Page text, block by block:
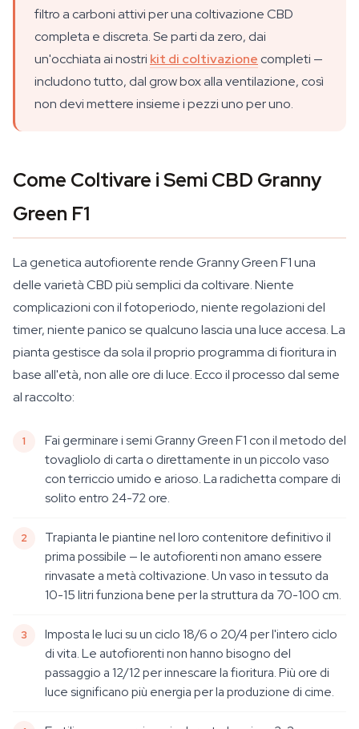
filtro a carboni attivi per una coltivazione CBD
completa e discreta. Se parti da zero, dai
un'occhiata ai nostri kit di coltivazione completi —
includono tutto, dal grow box alla ventilazione, così
non devi mettere insieme i pezzi uno per uno.
Come Coltivare i Semi CBD Granny
Green F1
La genetica autofiorente rende Granny Green F1 una
delle varietà CBD più semplici da coltivare. Niente
complicazioni con il fotoperiodo, niente regolazioni del
timer, niente panico se qualcuno lascia una luce accesa. La
pianta gestisce da sola il proprio programma di fioritura in
base all'età, non alle ore di luce. Ecco il processo dal seme
al raccolto:
Fai germinare i semi Granny Green F1 con il metodo del
tovagliolo di carta o direttamente in un piccolo vaso
con terriccio umido e arioso. La radichetta compare di
solito entro 24-72 ore.
Trapianta le piantine nel loro contenitore definitivo il
prima possibile — le autofiorenti non amano essere
rinvasate a metà coltivazione. Un vaso in tessuto da
10-15 litri funziona bene per la struttura da 70-100 cm.
Imposta le luci su un ciclo 18/6 o 20/4 per l'intero ciclo
di vita. Le autofiorenti non hanno bisogno del
passaggio a 12/12 per innescare la fioritura. Più ore di
luce significano più energia per la produzione di cime.